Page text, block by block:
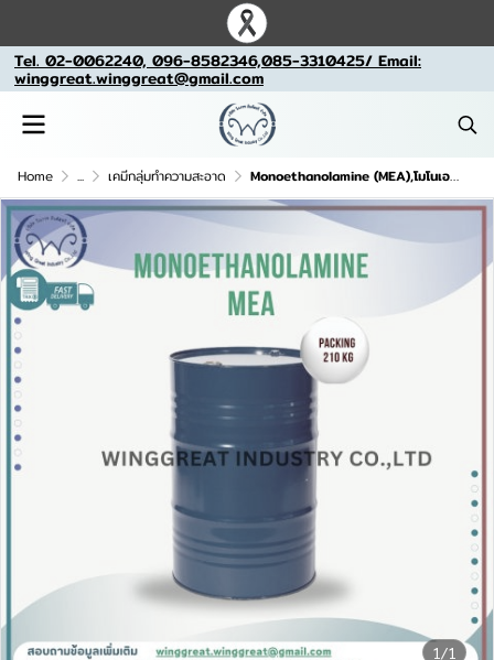
Tel. 02-0062240, 096-8582346,085-3310425/ Email:
winggreat.winggreat@gmail.com
Home ... เคมีกลุ่มทำความสะอาด Monoethanolamine (MEA),โมโนเอธานอลเอมีน , เอ็มอีเอ
1/1